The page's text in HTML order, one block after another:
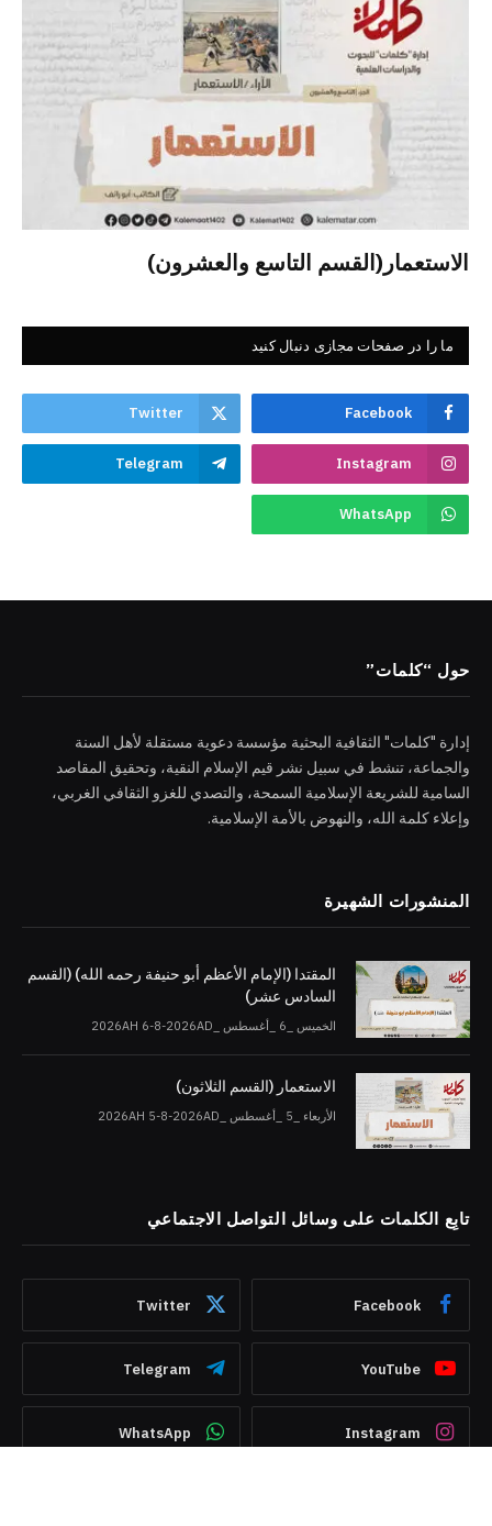
الاستعمار(القسم التاسع والعشرون)
ما را در صفحات مجازی دنبال کنید
Facebook
Twitter
Instagram
Telegram
WhatsApp
حول “كلمات”
إدارة "كلمات" الثقافية البحثية مؤسسة دعوية مستقلة لأهل السنة
والجماعة، تنشط في سبيل نشر قيم الإسلام النقية، وتحقيق المقاصد
السامية للشريعة الإسلامية السمحة، والتصدي للغزو الثقافي الغربي،
وإعلاء كلمة الله، والنهوض بالأمة الإسلامية.
المنشورات الشهيرة
المقتدا (الإمام الأعظم أبو حنيفة رحمه الله) (القسم
السادس عشر)
الخميس _6 _أغسطس _2026AH 6-8-2026AD
الاستعمار (القسم الثلاثون)
الأربعاء _5 _أغسطس _2026AH 5-8-2026AD
تابِع الكلمات على وسائل التواصل الاجتماعي
Facebook
Twitter
YouTube
Telegram
Instagram
WhatsApp